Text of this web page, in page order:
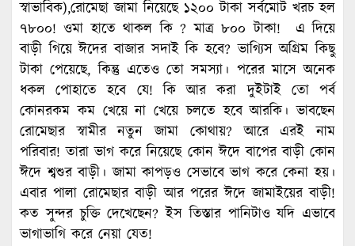
স্বাভাবিক),রোমেছা জামা নিয়েছে ১২০০ টাকা সর্বমোট খরচ হল
৭৮০০! ওমা হাতে থাকল কি ? মাত্র ৮০০ টাকা! এ দিয়ে
বাড়ী গিয়ে ঈদের বাজার সদাই কি হবে? ভাগ্যিস অগ্রিম কিছু
টাকা পেয়েছে, কিন্তু এতেও তো সমস্যা। পরের মাসে অনেক
ধকল পোহাতে হবে যে! কি আর করা দুইটাই তো পর্ব
কোনরকম কম খেয়ে না খেয়ে চলতে হবে আরকি। ভাবছেন
রোমেছার স্বামীর নতুন জামা কোথায়? আরে এরই নাম
পরিবার! তারা ভাগ করে নিয়েছে কোন ঈদে বাপের বাড়ী কোন
ঈদে শ্বশুর বাড়ী। জামা কাপড়ও সেভাবে ভাগ করে কেনা হয়।
এবার পালা রোমেছার বাড়ী আর পরের ঈদে জামাইয়ের বাড়ী!
কত সুন্দর চুক্তি দেখেছেন? ইস তিস্তার পানিটাও যদি এভাবে
ভাগাভাগি করে নেয়া যেত!